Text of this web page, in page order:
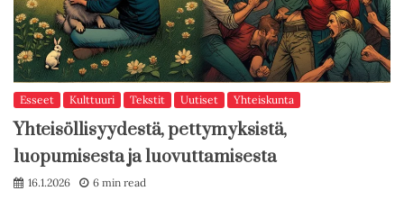
Esseet Kulttuuri Tekstit Uutiset Yhteiskunta
Yhteisöllisyydestä, pettymyksistä,
luopumisesta ja luovuttamisesta
16.1.2026 6 min read